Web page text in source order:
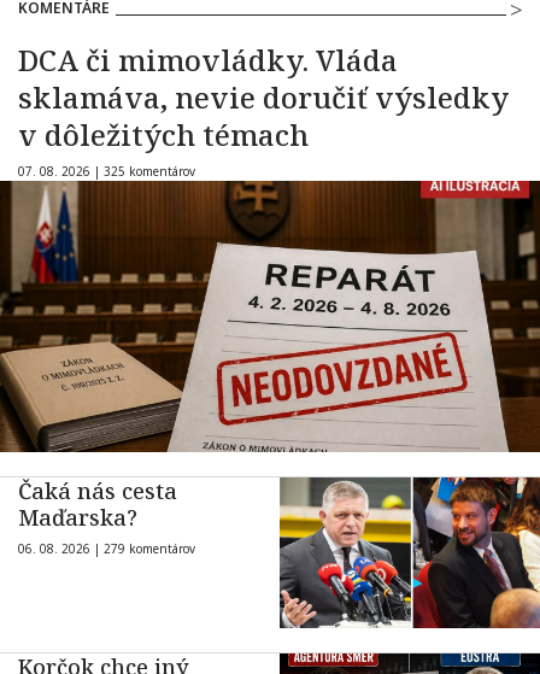
KOMENTÁRE
DCA či mimovládky. Vláda
sklamáva, nevie doručiť výsledky
v dôležitých témach
07. 08. 2026 | 325 komentárov
Čaká nás cesta
Maďarska?
06. 08. 2026 | 279 komentárov
Korčok chce iný